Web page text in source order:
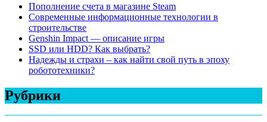
Пополнение счета в магазине Steam
Современные информационные технологии в
строительстве
Genshin Impact — описание игры
SSD или HDD? Как выбрать?
Надежды и страхи – как найти свой путь в эпоху
робототехники?
Рубрики